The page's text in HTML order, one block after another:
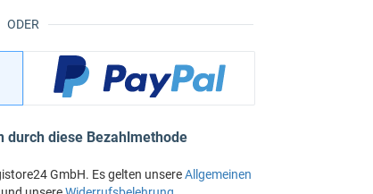
ODER
durch diese Bezahlmethode
GmbH. Es gelten unsereAllgemeinen